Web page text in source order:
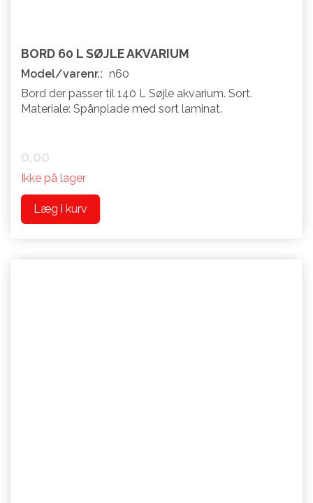
BORD 60 L SØJLE AKVARIUM
Model/varenr.: n60
Bord der passer til 140 L Søjle akvarium. Sort.
Materiale: Spånplade med sort laminat.
0,00
Ikke på lager
Læg i kurv